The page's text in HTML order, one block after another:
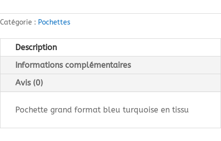
Catégorie : Pochettes
Description
Informations complémentaires
Avis (0)
Pochette grand format bleu turquoise en tissu